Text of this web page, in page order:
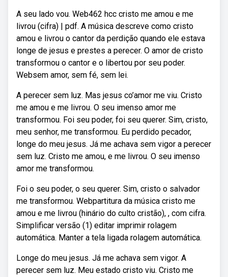
A seu lado vou. Web462 hcc cristo me amou e me
livrou (cifra) | pdf. A música descreve como cristo
amou e livrou o cantor da perdição quando ele estava
longe de jesus e prestes a perecer. O amor de cristo
transformou o cantor e o libertou por seu poder.
Websem amor, sem fé, sem lei.
A perecer sem luz. Mas jesus co’amor me viu. Cristo
me amou e me livrou. O seu imenso amor me
transformou. Foi seu poder, foi seu querer. Sim, cristo,
meu senhor, me transformou. Eu perdido pecador,
longe do meu jesus. Já me achava sem vigor a perecer
sem luz. Cristo me amou, e me livrou. O seu imenso
amor me transformou.
Foi o seu poder, o seu querer. Sim, cristo o salvador
me transformou. Webpartitura da música cristo me
amou e me livrou (hinário do culto cristão), , com cifra.
Simplificar versão (1) editar imprimir rolagem
automática. Manter a tela ligada rolagem automática.
Longe do meu jesus. Já me achava sem vigor. A
perecer sem luz. Meu estado cristo viu. Cristo me